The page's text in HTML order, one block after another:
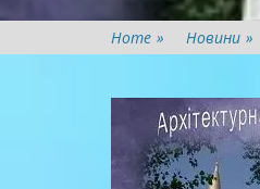
Home » Новини »